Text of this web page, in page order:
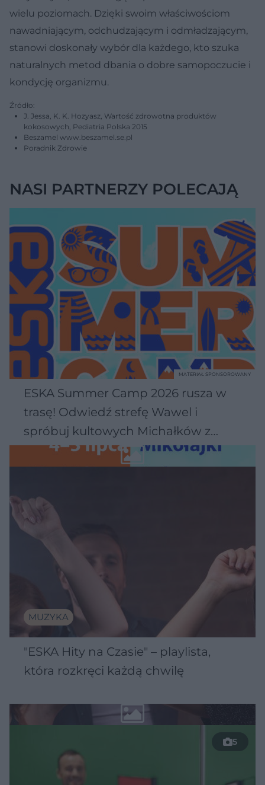
wielu poziomach. Dzięki swoim właściwościom
nawadniającym, odchudzającym i odmładzającym,
stanowi doskonały wybór dla każdego, kto szuka
naturalnych metod dbania o dobre samopoczucie i
kondycję organizmu.
Źródło:
J. Jessa, K. K. Hozyasz, Wartość zdrowotna produktów
kokosowych, Pediatria Polska 2015
Beszamel www.beszamel.se.pl
Poradnik Zdrowie
NASI PARTNERZY POLECAJĄ
ESKA Summer Camp 2026 rusza w
trasę! Odwiedź strefę Wawel i
spróbuj kultowych Michałków z
Wawelu
MATERIAŁ SPONSOROWANY
MUZYKA
"ESKA Hity na Czasie" – playlista,
która rozkręci każdą chwilę
5